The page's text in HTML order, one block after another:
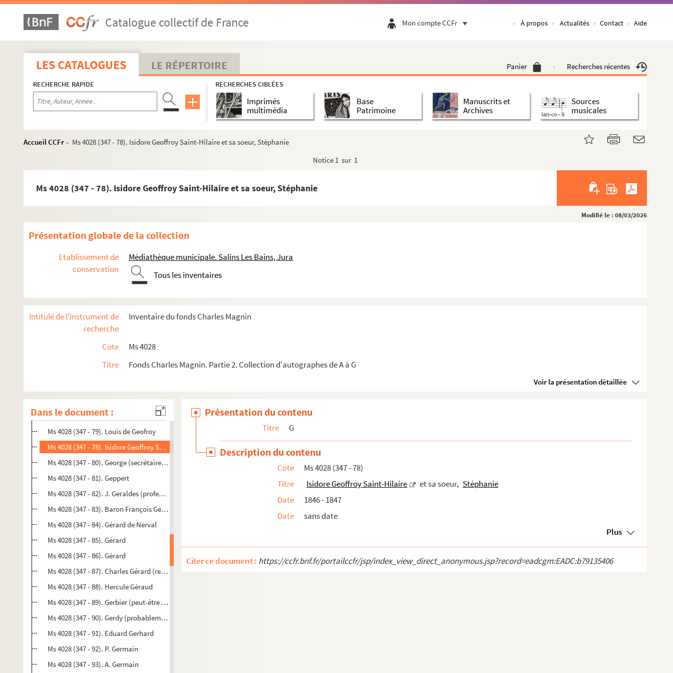
Catalogue collectif de France Mon compte CCFr À propos Actualités Contact Aide
LES CATALOGUES LE RÉPERTOIRE Panier Recherches récentes
RECHERCHE RAPIDE RECHERCHES CIBLÉES
Imprimés
multimédia
Base
Patrimoine
Manuscrits et
Archives
Sources
musicales
Accueil CCFr >
Ms 4028 (347 - 78). Isidore Geoffroy Saint-Hilaire et sa soeur, Stéphanie
Notice 1 sur 1
Ms 4028 (347 - 78). Isidore Geoffroy Saint-Hilaire et sa soeur, Stéphanie
Modifié le : 08/03/2026
Présentation globale de la collection
Etablissement de
conservation
Médiathèque municipale. Salins Les Bains, Jura
Tous les inventaires
Intitulé de l'instrument de
recherche
Inventaire du fonds Charles Magnin
Cote
Ms 4028
Titre
Fonds Charles Magnin. Partie 2. Collection d'autographes de A à G
Voir la présentation détaillée
Dans le document :
Ms 4028 (347 - 51). Paul Louis Gaultier de Kervéguen
Ms 4028 (347 - 52). Abbé Gaume (probablement Jean-Joseph Gaume)
Ms 4028 (347 - 53). Gaume (notaire)
Ms 4028 (347 - 54). Pierre Stanislas Gaussuron-Despréaux
Ms 4028 (347 - 55). Louis François Frédéric Gauthey
Ms 4028 (347 - 56). Aubin Gauthier
Ms 4028 (347 - 57). Martin-Pierre Gauthier
Ms 4028 (347 - 62). Sophie Gay
Ms 4028 (347 - 65). Gazzera
Ms 4028 (347 - 67). Auguste-Nicolas Gendrin
Ms 4028 (347 - 68). Genet (peut-être Edme-Jacques Genet)
Ms 4028 (347 - 70). Alphonse Génie
Ms 4028 (347 - 71). F. Génin
Ms 4028 (347 - 74). Jules Genouille
Ms 4028 (347 - 76). Pierre Genty de Bussy
Ms 4028 (347 - 77). Étienne Geoffroy Saint-Hilaire
Ms 4028 (347 - 79). Louis de Geofroy
Ms 4028 (347 - 78). Isidore Geoffroy Saint-Hilaire et sa soeur, Stéphanie
Ms 4028 (347 - 80). George (secrétaire de l’académie de Besançon)
Ms 4028 (347 - 81). Geppert
Ms 4028 (347 - 82). J. Geraldes (professeur agrégé à la faculté de médecine de Paris)
Ms 4028 (347 - 83). Baron François Gérard
Ms 4028 (347 - 84). Gérard de Nerval
Ms 4028 (347 - 85). Gérard
Ms 4028 (347 - 86). Gérard
Ms 4028 (347 - 87). Charles Gérard (représentant du peuple)
Ms 4028 (347 - 88). Hercule Géraud
Ms 4028 (347 - 89). Gerbier (peut-être Pierre-Jean-Baptiste Gerbier)
Ms 4028 (347 - 90). Gerdy (probablement Pierre Nicolas Gerdy)
Ms 4028 (347 - 91). Eduard Gerhard
Ms 4028 (347 - 92). P. Germain
Ms 4028 (347 - 93). A. Germain
Présentation du contenu
Titre G
Description du contenu
Cote
Ms 4028 (347 - 78)
Titre
Isidore Geoffroy Saint-Hilaire et sa soeur, Stéphanie
Date
1846 - 1847
Date
sans date
Plus
Citer ce document : https://ccfr.bnf.fr/portailccfr/jsp/index_view_direct_anonymous.jsp?record=eadcgm:EADC:b79135406